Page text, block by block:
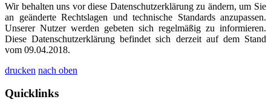
Wir behalten uns vor diese Datenschutzerklärung zu ändern, um Sie
an geänderte Rechtslagen und technische Standards anzupassen.
Unserer Nutzer werden gebeten sich regelmäßig zu informieren.
Diese Datenschutzerklärung befindet sich derzeit auf dem Stand
vom 09.04.2018.
drucken nach oben
Quicklinks